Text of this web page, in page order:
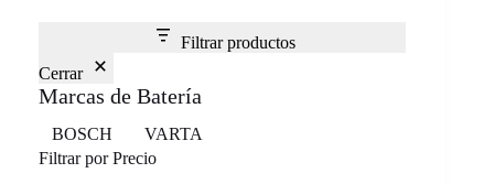
Filtrar productos
Cerrar
Marcas de Batería
Marca
BOSCH
VARTA
Filtrar por Precio